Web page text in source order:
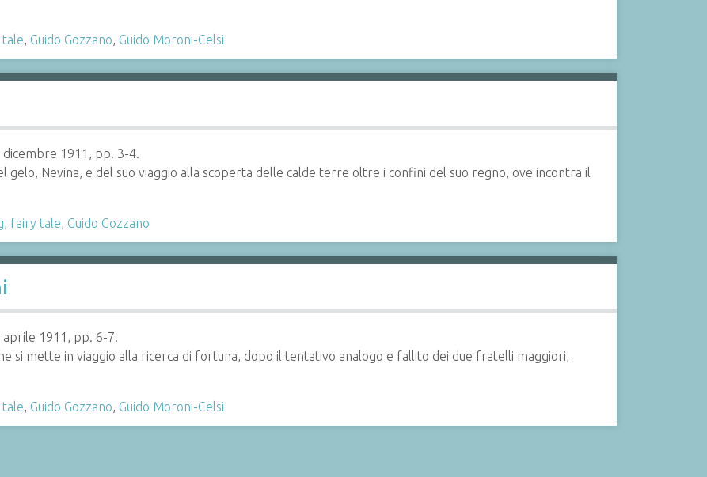
, Guido Gozzano, Guido Moroni-Celsi
dicembre 1911, pp. 3-4.
gelo, Nevina, e del suo viaggio alla scoperta delle calde terre oltre i confini del suo regno, ove incontra il
, fairy tale, Guido Gozzano
aprile 1911, pp. 6-7.
si mette in viaggio alla ricerca di fortuna, dopo il tentativo analogo e fallito dei due fratelli maggiori,
, Guido Gozzano, Guido Moroni-Celsi